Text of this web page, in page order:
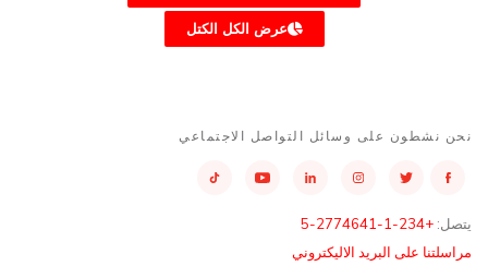
عرض الكل الكتل
نحن نشطون على وسائل التواصل الاجتماعي
يتصل: +234-1-2774641-5
مراسلتنا على البريد الاليكتروني